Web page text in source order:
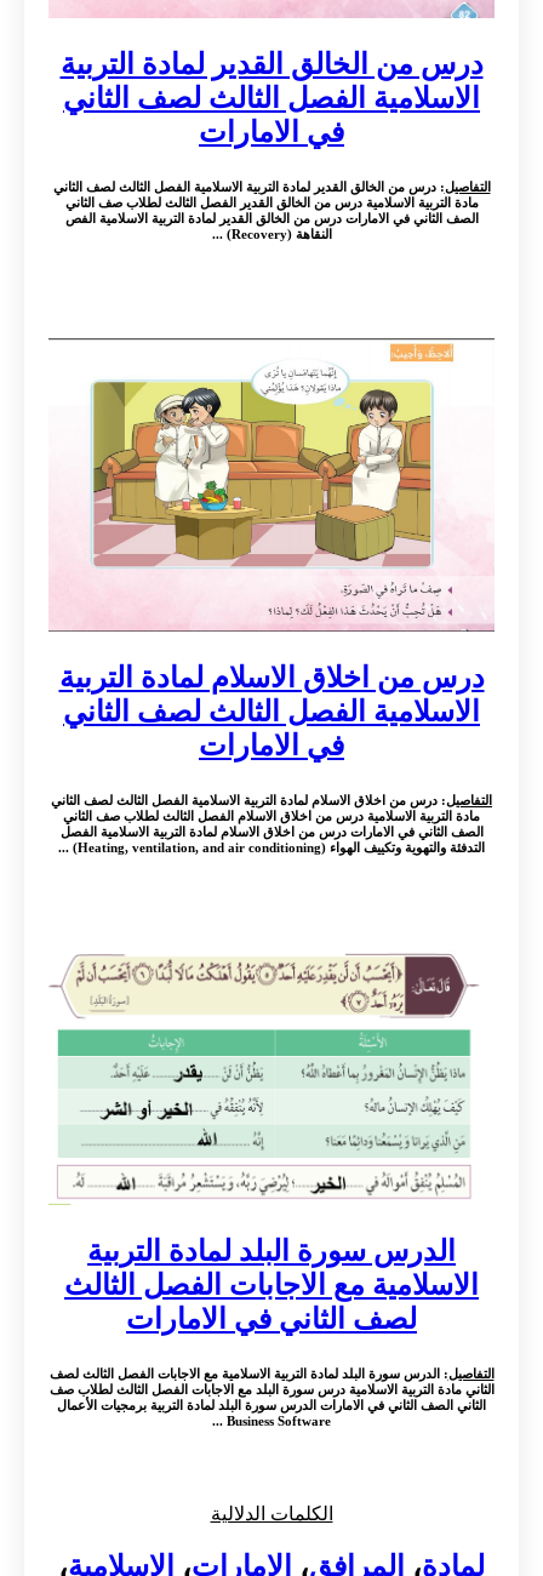
درس من الخالق القدير لمادة التربية
الاسلامية الفصل الثالث لصف الثاني
في الامارات
التفاصيل: درس من الخالق القدير لمادة التربية الاسلامية الفصل الثالث لصف الثاني
مادة التربية الاسلامية درس من الخالق القدير الفصل الثالث لطلاب صف الثاني
الصف الثاني في الامارات درس من الخالق القدير لمادة التربية الاسلامية الفص
النقاهة (Recovery) ...
درس من اخلاق الاسلام لمادة التربية
الاسلامية الفصل الثالث لصف الثاني
في الامارات
التفاصيل: درس من اخلاق الاسلام لمادة التربية الاسلامية الفصل الثالث لصف الثاني
مادة التربية الاسلامية درس من اخلاق الاسلام الفصل الثالث لطلاب صف الثاني
الصف الثاني في الامارات درس من اخلاق الاسلام لمادة التربية الاسلامية الفصل
التدفئة والتهوية وتكييف الهواء (Heating, ventilation, and air conditioning) ...
الدرس سورة البلد لمادة التربية
الاسلامية مع الاجابات الفصل الثالث
لصف الثاني في الامارات
التفاصيل: الدرس سورة البلد لمادة التربية الاسلامية مع الاجابات الفصل الثالث لصف
الثاني مادة التربية الاسلامية درس سورة البلد مع الاجابات الفصل الثالث لطلاب صف
الثاني الصف الثاني في الامارات الدرس سورة البلد لمادة التربية برمجيات الأعمال
Business Software ...
الكلمات الدلالية
لمادة، المرافق، الامارات، الاسلامية،